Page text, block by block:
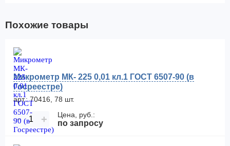
Похожие товары
Микрометр МК- 225 0,01 кл.1 ГОСТ 6507-90 (в
Госреестре)
арт.: 70416, 78 шт.
− + Цена, руб.:
по запросу